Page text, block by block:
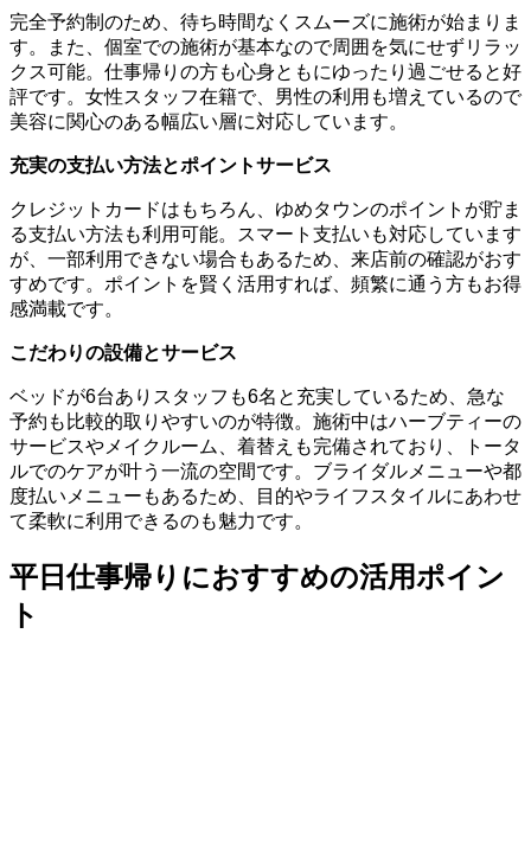
完全予約制のため、待ち時間なくスムーズに施術が始まりま
す。また、個室での施術が基本なので周囲を気にせずリラッ
クス可能。仕事帰りの方も心身ともにゆったり過ごせると好
評です。女性スタッフ在籍で、男性の利用も増えているので
美容に関心のある幅広い層に対応しています。
充実の支払い方法とポイントサービス
クレジットカードはもちろん、ゆめタウンのポイントが貯ま
る支払い方法も利用可能。スマート支払いも対応しています
が、一部利用できない場合もあるため、来店前の確認がおす
すめです。ポイントを賢く活用すれば、頻繁に通う方もお得
感満載です。
こだわりの設備とサービス
ベッドが6台ありスタッフも6名と充実しているため、急な
予約も比較的取りやすいのが特徴。施術中はハーブティーの
サービスやメイクルーム、着替えも完備されており、トータ
ルでのケアが叶う一流の空間です。ブライダルメニューや都
度払いメニューもあるため、目的やライフスタイルにあわせ
て柔軟に利用できるのも魅力です。
平日仕事帰りにおすすめの活用ポイン
ト